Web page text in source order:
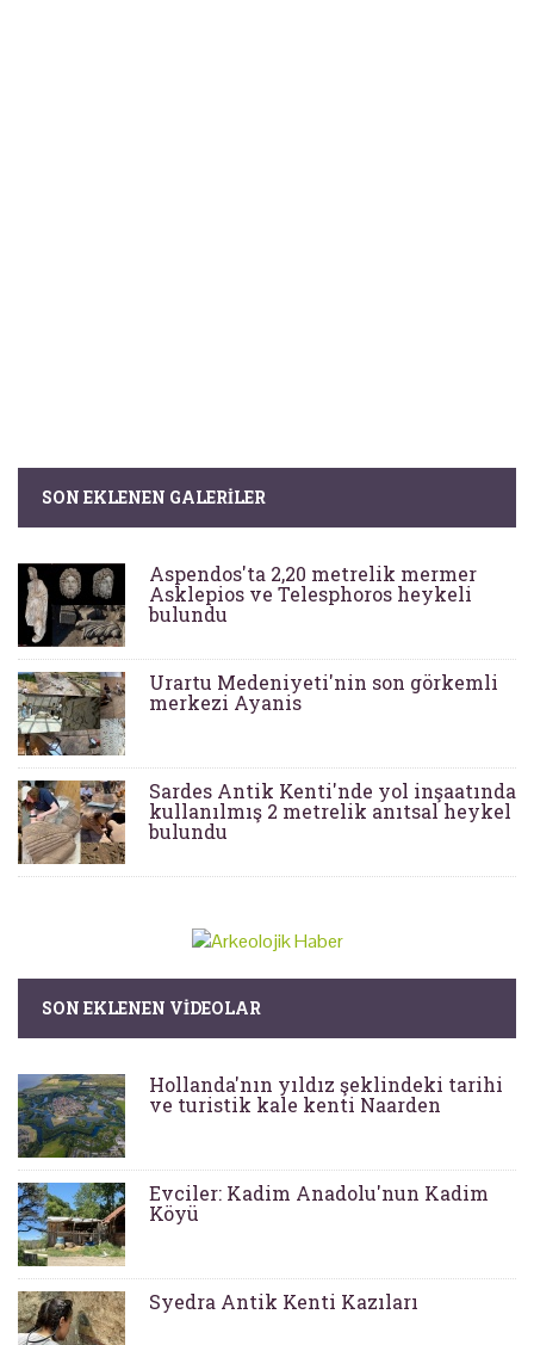
SON EKLENEN GALERILER
Aspendos'ta 2,20 metrelik mermer
Asklepios ve Telesphoros heykeli
bulundu
Urartu Medeniyeti'nin son görkemli
merkezi Ayanis
Sardes Antik Kenti'nde yol inşaatında
kullanılmış 2 metrelik anıtsal heykel
bulundu
SON EKLENEN VIDEOLAR
Hollanda'nın yıldız şeklindeki tarihi
ve turistik kale kenti Naarden
Evciler: Kadim Anadolu'nun Kadim
Köyü
Syedra Antik Kenti Kazıları